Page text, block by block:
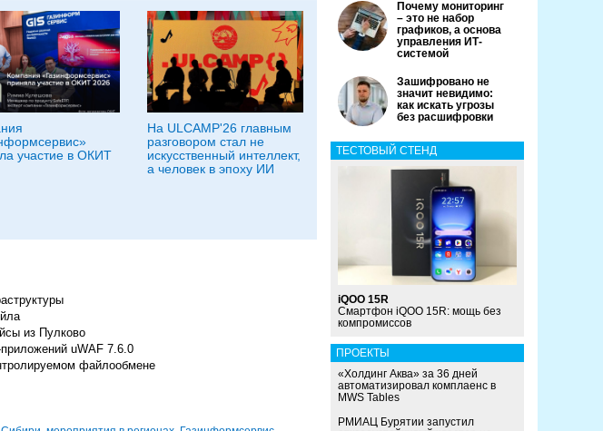
участие в ОКИТ
На ULCAMP'26 главным
разговором стал не
искусственный интеллект,
а человек в эпоху ИИ
из Пулково
uWAF 7.6.0
файлообмене
Почему мониторинг
– это не набор
графиков, а основа
управления ИТ-
системой
Зашифровано не
значит невидимо:
как искать угрозы
без расшифровки
ТЕСТОВЫЙ СТЕНД
iQOO 15R
Смартфон iQOO 15R: мощь без
компромиссов
ПРОЕКТЫ
«Холдинг Аква» за 36 дней
автоматизировал комплаенс в
MWS Tables
РМИАЦ Бурятии запустил